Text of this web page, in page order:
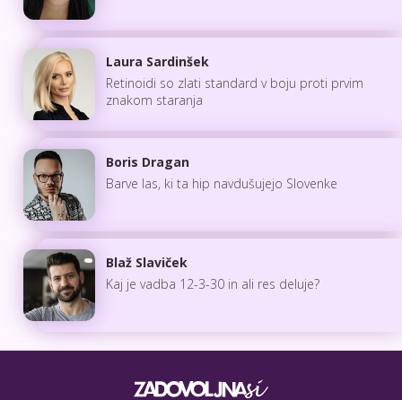
Laura Sardinšek
Retinoidi so zlati standard v boju proti prvim
znakom staranja
Boris Dragan
Barve las, ki ta hip navdušujejo Slovenke
Blaž Slaviček
Kaj je vadba 12-3-30 in ali res deluje?